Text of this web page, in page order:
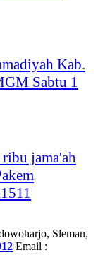
Kab.
Sabtu 1
jama'ah
Sleman,
Email :